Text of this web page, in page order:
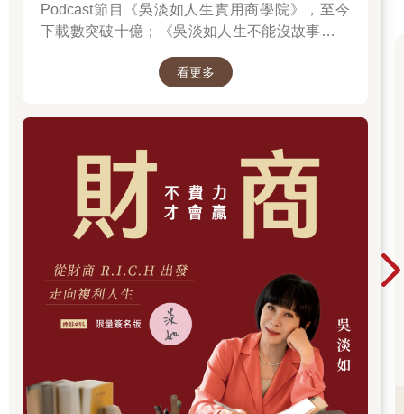
Podcast節目《吳淡如人生實用商學院》，至今
下載數突破十億；《吳淡如人生不能沒故事》也
讀歷史中的權力運作與人性選擇，讓看似遙遠的
看更多